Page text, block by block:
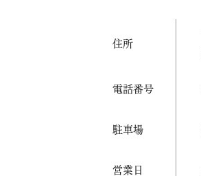
​住所
電話番号
駐車場
​営業日